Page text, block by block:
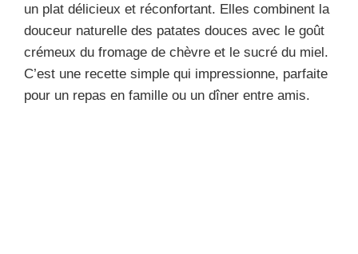
un plat délicieux et réconfortant. Elles combinent la
douceur naturelle des patates douces avec le goût
crémeux du fromage de chèvre et le sucré du miel.
C’est une recette simple qui impressionne, parfaite
pour un repas en famille ou un dîner entre amis.